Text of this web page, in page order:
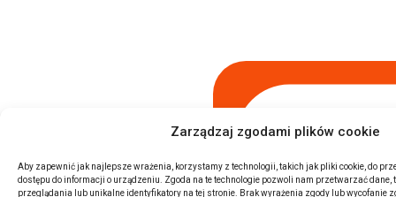
Zarządzaj zgodami plików cookie
Aby zapewnić jak najlepsze wrażenia, korzystamy z technologii, takich jak pliki cookie, do
dostępu do informacji o urządzeniu. Zgoda na te technologie pozwoli nam przetwarzać
przeglądania lub unikalne identyfikatory na tej stronie. Brak wyrażenia zgody lub wycofanie